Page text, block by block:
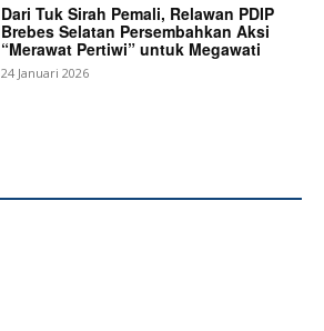
Dari Tuk Sirah Pemali, Relawan PDIP
Brebes Selatan Persembahkan Aksi
“Merawat Pertiwi” untuk Megawati
24 Januari 2026